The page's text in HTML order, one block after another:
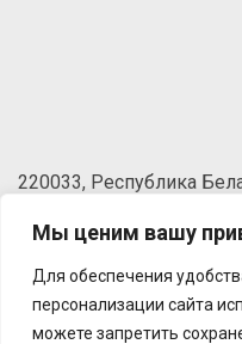
Мы ценим вашу
Для обеспечения
персонализации сайта
можете запретить
220033, Республика
Телефон: +375 (17) 215-
Факс: +375 (17) 270-30-
Email:brt@brt.by